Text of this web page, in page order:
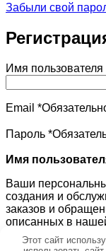
Забыли свой
Имя пользователя
Email *
Пароль *
Имя
Ваши
создания и
заказов и
описанных в
данных
Этот сайт